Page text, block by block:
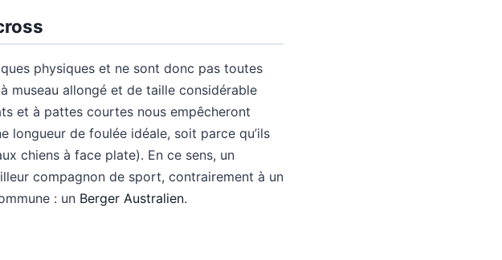
physiques et ne sont donc pas toutes
museau allongé et de taille considérable
et à pattes courtes nous empêcheront
longueur de foulée idéale, soit parce qu’ils
chiens à face plate). En ce sens, un
compagnon de sport, contrairement à un
: un Berger Australien.